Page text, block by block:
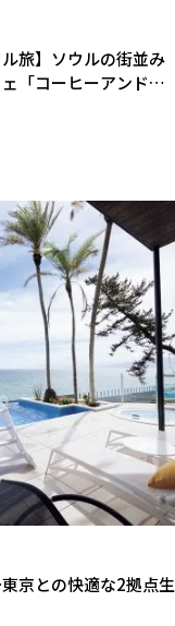
ル旅】ソウルの街並み
「コーヒーアンドシ
〉
京との快適な2拠点生